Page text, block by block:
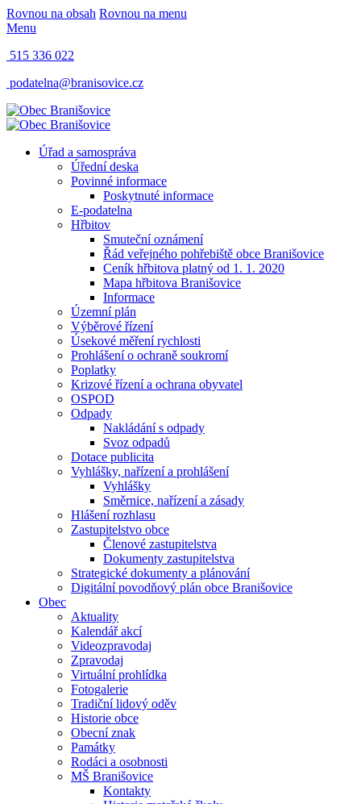
Rovnou na obsah Rovnou na menu
Menu
515 336 022
podatelna@branisovice.cz
Úřad a samospráva
Úřední deska
Povinné informace
Poskytnuté informace
E-podatelna
Hřbitov
Smuteční oznámení
Řád veřejného pohřebiště obce Branišovice
Ceník hřbitova platný od 1. 1. 2020
Mapa hřbitova Branišovice
Informace
Územní plán
Výběrové řízení
Úsekové měření rychlosti
Prohlášení o ochraně soukromí
Poplatky
Krizové řízení a ochrana obyvatel
OSPOD
Odpady
Nakládání s odpady
Svoz odpadů
Dotace publicita
Vyhlášky, nařízení a prohlášení
Vyhlášky
Směrnice, nařízení a zásady
Hlášení rozhlasu
Zastupitelstvo obce
Členové zastupitelstva
Dokumenty zastupitelstva
Strategické dokumenty a plánování
Digitální povodňový plán obce Branišovice
Obec
Aktuality
Kalendář akcí
Videozpravodaj
Zpravodaj
Virtuální prohlídka
Fotogalerie
Tradiční lidový oděv
Historie obce
Obecní znak
Památky
Rodáci a osobnosti
MŠ Branišovice
Kontakty